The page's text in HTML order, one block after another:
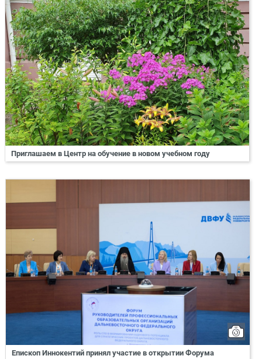
Приглашаем в Центр на обучение в новом учебном году
Епископ Иннокентий принял участие в открытии Форума